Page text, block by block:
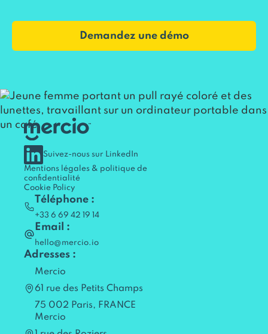
Demandez une démo
Suivez-nous sur LinkedIn
Mentions légales & politique de
confidentialité
Cookie Policy
Téléphone :
+33 6 69 42 19 14
Email :
hello@mercio.io
Adresses :
Mercio
61 rue des Petits Champs
75 002 Paris, FRANCE
Mercio